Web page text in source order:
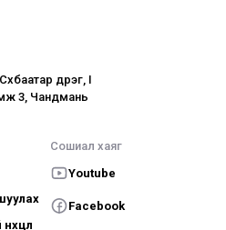
дүүрэг, I
3, Чандмань
Сошиал хаяг
Youtube
Facebook